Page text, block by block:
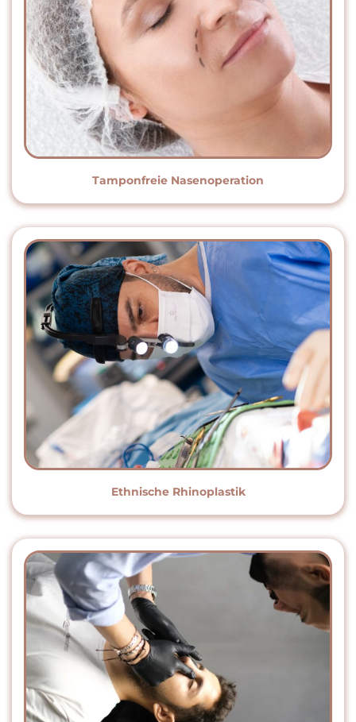
Tamponfreie Nasenoperation
Ethnische Rhinoplastik